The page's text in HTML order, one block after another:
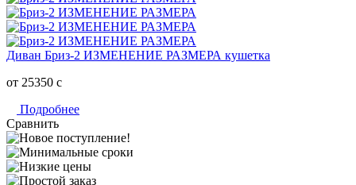
Диван Бриз-2 ИЗМЕНЕНИЕ РАЗМЕРА кушетка
от 25350 c
Подробнее
Сравнить